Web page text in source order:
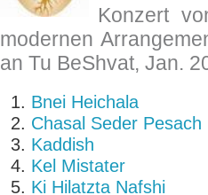
Konzert
modernen
an Tu BeShvat, Jan.
Bnei Heichala
Chasal Seder Pesach
Kaddish
Kel Mistater
Ki Hilatzta Nafshi